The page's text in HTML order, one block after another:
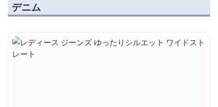
デニム